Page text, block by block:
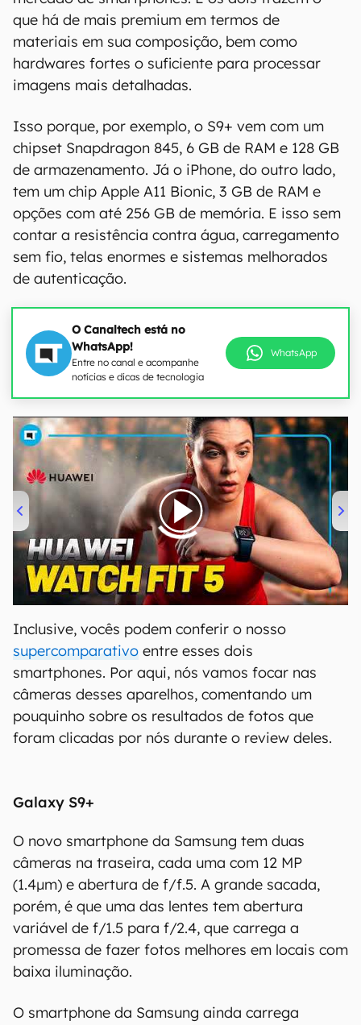
que há de mais premium em termos de
materiais em sua composição, bem como
hardwares fortes o suficiente para processar
imagens mais detalhadas.
Isso porque, por exemplo, o S9+ vem com um
chipset Snapdragon 845, 6 GB de RAM e 128 GB
de armazenamento. Já o iPhone, do outro lado,
tem um chip Apple A11 Bionic, 3 GB de RAM e
opções com até 256 GB de memória. E isso sem
contar a resistência contra água, carregamento
sem fio, telas enormes e sistemas melhorados
de autenticação.
O Canaltech está no
WhatsApp!
Entre no canal e acompanhe
notícias e dicas de tecnologia
WhatsApp
00:00/04:51
Inclusive, vocês podem conferir o nosso
supercomparativo entre esses dois
smartphones. Por aqui, nós vamos focar nas
câmeras desses aparelhos, comentando um
pouquinho sobre os resultados de fotos que
foram clicadas por nós durante o review deles.
Galaxy S9+
O novo smartphone da Samsung tem duas
câmeras na traseira, cada uma com 12 MP
(1.4µm) e abertura de f/f.5. A grande sacada,
porém, é que uma das lentes tem abertura
variável de f/1.5 para f/2.4, que carrega a
promessa de fazer fotos melhores em locais com
baixa iluminação.
O smartphone da Samsung ainda carrega